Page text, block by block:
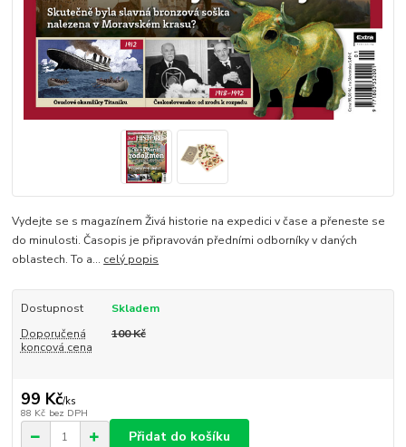
Vydejte se s magazínem Živá historie na expedici v čase a přeneste se
do minulosti. Časopis je připravován předními odborníky v daných
oblastech. To a... celý popis
Dostupnost
Skladem
Doporučená
koncová cena
100 Kč
99 Kč/ks
88 Kč bez DPH
Přidat do košíku